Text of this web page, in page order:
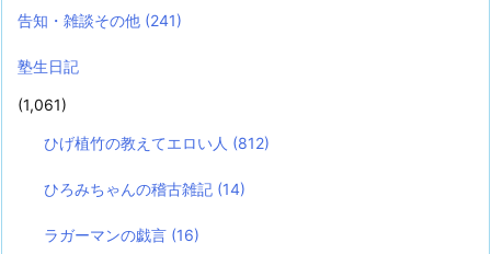
告知・雑談その他 (241)
塾生日記
(1,061)
ひげ植竹の教えてエロい人 (812)
ひろみちゃんの稽古雑記 (14)
ラガーマンの戯言 (16)